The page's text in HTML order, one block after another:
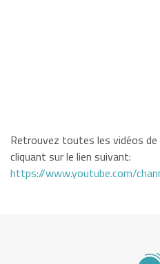
Retrouvez toutes les vidéos de
cliquant sur le lien suivant:
https://www.youtube.com/